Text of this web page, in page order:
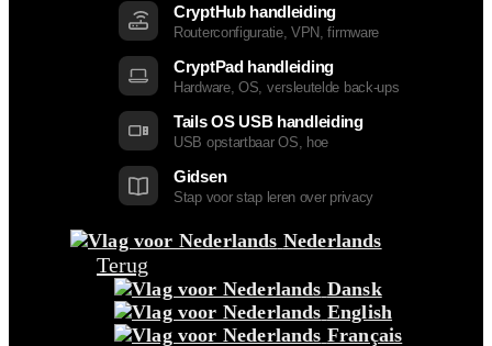
CryptHub handleiding
Routerconfiguratie, VPN, firmware
CryptPad handleiding
Hardware, OS, versleutelde back-ups
Tails OS USB handleiding
USB opstartbaar OS, hoe
Gidsen
Stap voor stap leren over privacy
Nederlands
Terug
Dansk
English
Français